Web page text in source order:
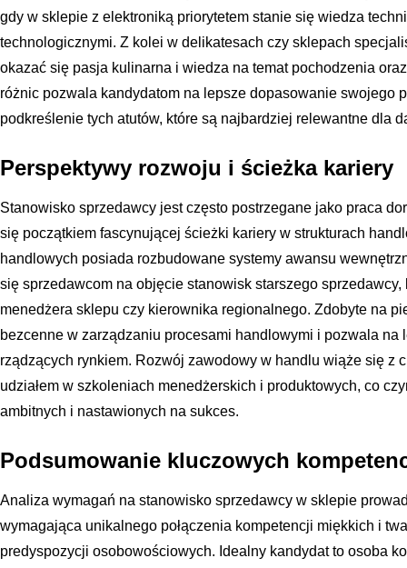
gdy w sklepie z elektroniką priorytetem stanie się wiedza
technologicznymi. Z kolei w delikatesach czy sklepach
okazać się pasja kulinarna i wiedza na temat pochodzenia
różnic pozwala kandydatom na lepsze dopasowanie swojego
podkreślenie tych atutów, które są najbardziej relewantne dla
Perspektywy rozwoju i ścieżka kariery
Stanowisko sprzedawcy jest często postrzegane jako praca
się początkiem fascynującej ścieżki kariery w strukturach
handlowych posiada rozbudowane systemy awansu
się sprzedawcom na objęcie stanowisk starszego
menedżera sklepu czy kierownika regionalnego. Zdobyte na
bezcenne w zarządzaniu procesami handlowymi i pozwala
rządzących rynkiem. Rozwój zawodowy w handlu wiąże się z
udziałem w szkoleniach menedżerskich i produktowych, co
ambitnych i nastawionych na sukces.
Podsumowanie kluczowych
Analiza wymagań na stanowisko sprzedawcy w sklepie
wymagająca unikalnego połączenia kompetencji miękkich i
predyspozycji osobowościowych. Idealny kandydat to osoba